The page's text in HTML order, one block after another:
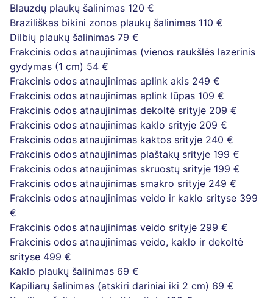
Blauzdų plaukų šalinimas 120 €
Braziliškas bikini zonos plaukų šalinimas 110 €
Dilbių plaukų šalinimas 79 €
Frakcinis odos atnaujinimas (vienos raukšlės lazerinis
gydymas (1 cm) 54 €
Frakcinis odos atnaujinimas aplink akis 249 €
Frakcinis odos atnaujinimas aplink lūpas 109 €
Frakcinis odos atnaujinimas dekoltė srityje 209 €
Frakcinis odos atnaujinimas kaklo srityje 209 €
Frakcinis odos atnaujinimas kaktos srityje 240 €
Frakcinis odos atnaujinimas plaštakų srityje 199 €
Frakcinis odos atnaujinimas skruostų srityje 199 €
Frakcinis odos atnaujinimas smakro srityje 249 €
Frakcinis odos atnaujinimas veido ir kaklo srityse 399
€
Frakcinis odos atnaujinimas veido srityje 299 €
Frakcinis odos atnaujinimas veido, kaklo ir dekoltė
srityse 499 €
Kaklo plaukų šalinimas 69 €
Kapiliarų šalinimas (atskiri dariniai iki 2 cm) 69 €